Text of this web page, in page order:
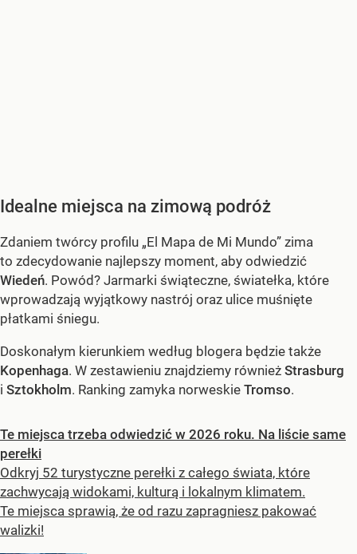
Idealne miejsca na zimową podróż
Zdaniem twórcy profilu „El Mapa de Mi Mundo” zima
to zdecydowanie najlepszy moment, aby odwiedzić
Wiedeń. Powód? Jarmarki świąteczne, światełka, które
wprowadzają wyjątkowy nastrój oraz ulice muśnięte
płatkami śniegu.
Doskonałym kierunkiem według blogera będzie także
Kopenhaga. W zestawieniu znajdziemy również Strasburg
i Sztokholm. Ranking zamyka norweskie Tromso.
Te miejsca trzeba odwiedzić w 2026 roku. Na liście same
perełki
Odkryj 52 turystyczne perełki z całego świata, które
zachwycają widokami, kulturą i lokalnym klimatem.
Te miejsca sprawią, że od razu zapragniesz pakować
walizki!